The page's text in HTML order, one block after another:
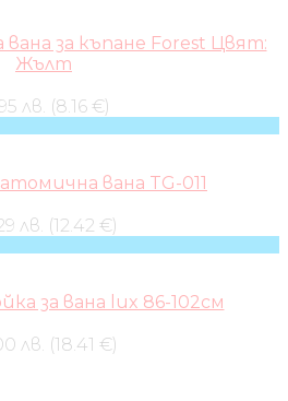
за къпане Forest Цвят:
Жълт
лв. (8.16 €)
вана TG-011
лв. (12.42 €)
за вана lux 86-102см
лв. (18.41 €)